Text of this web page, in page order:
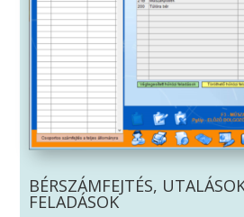
BÉRSZÁMFEJTÉS,
FELADÁSOK